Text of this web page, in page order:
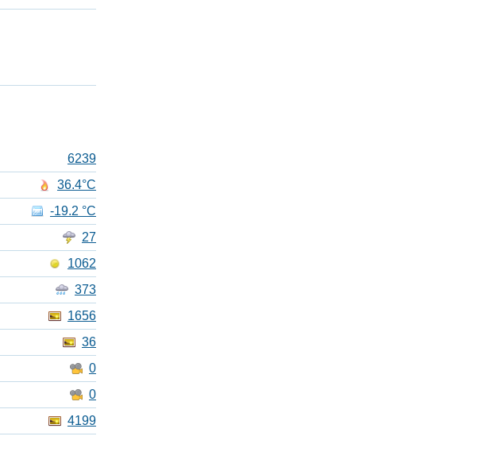
6239
36.4°C
-19.2 °C
27
1062
373
1656
36
0
0
4199